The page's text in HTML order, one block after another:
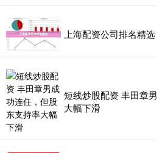
上海配资公司排名精选
短线炒股配资 丰田章
大幅下滑